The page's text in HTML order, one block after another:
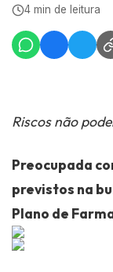
4 min de leitura
Riscos não
Preocupada
previstos na
Plano de